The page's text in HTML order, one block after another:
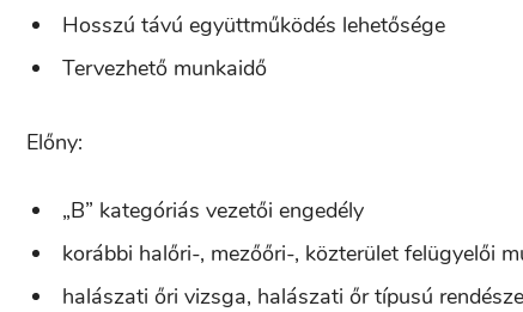
Hosszú távú együttműködés lehetősége
Tervezhető munkaidő
Előny:
„B” kategóriás vezetői engedély
korábbi halőri-, mezőőri-, közterület felügyelői
halászati őri vizsga, halászati őr típusú